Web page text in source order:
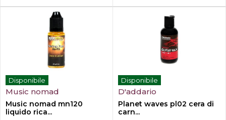
Disponibile
Music nomad
Music nomad mn120
liquido rica...
Disponibile
D'addario
Planet waves pl02 cera di
carn...